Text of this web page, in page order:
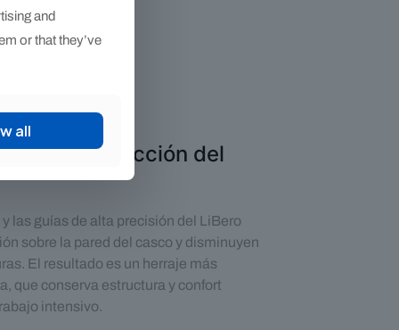
más protección del
las guías de alta precisión del LiBero
sobre la pared del casco y disminuyen
El resultado es un herraje más
que conserva estructura y confort
intensivo.
and
or that they’ve
all